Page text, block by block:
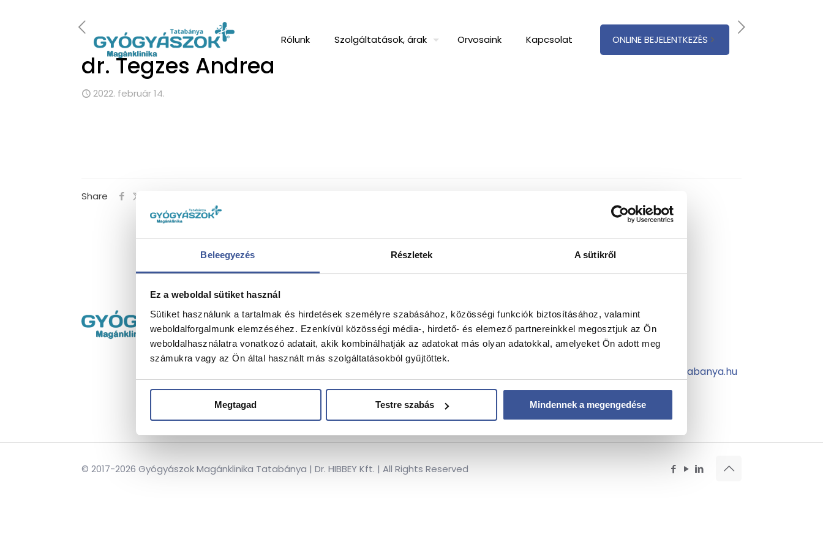
Beleegyezés Részletek A sütikről
Ez a weboldal sütiket használ
Sütiket használunk a tartalmak és hirdetések személyre szabásához, közösségi funkciók biztosításához, valamint
weboldalforgalmunk elemzéséhez. Ezenkívül közösségi média-, hirdető- és elemező partnereinkkel megosztjuk az Ön
weboldalhasználatra vonatkozó adatait, akik kombinálhatják az adatokat más olyan adatokkal, amelyeket Ön adott meg
számukra vagy az Ön által használt más szolgáltatásokból gyűjtöttek.
Megtagad Testre szabás Mindennek a megengedése
Rólunk Szolgáltatások, árak Orvosaink Kapcsolat ONLINE BEJELENTKEZÉS
dr. Tegzes Andrea
2022. február 14.
Share
→
PRP-PRF kezelés
→
4D Babamozi
→
Pályázatok
→
Kapcsolat
+36 34 200 482
info@gyogyaszoktatabanya.hu
© 2017-2026 Gyógyászok Magánklinika Tatabánya | Dr. HIBBEY Kft. | All Rights Reserved